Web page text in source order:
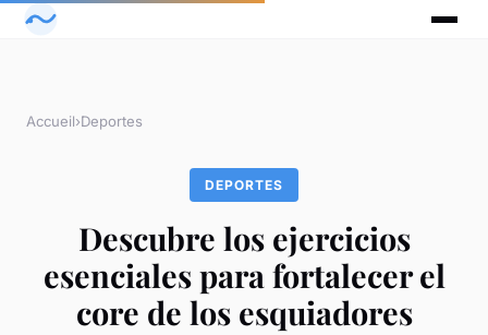
Accueil›Deportes
DEPORTES
Descubre los ejercicios
esenciales para fortalecer el
core de los esquiadores